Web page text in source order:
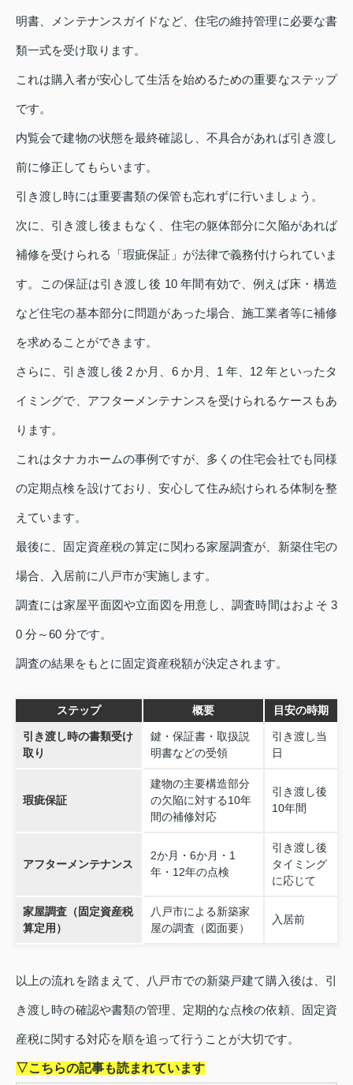
明書、メンテナンスガイドなど、住宅の維持管理に必要な書
類一式を受け取ります。
これは購入者が安心して生活を始めるための重要なステップ
です。
内覧会で建物の状態を最終確認し、不具合があれば引き渡し
前に修正してもらいます。
引き渡し時には重要書類の保管も忘れずに行いましょう。
次に、引き渡し後まもなく、住宅の躯体部分に欠陥があれば
補修を受けられる「瑕疵保証」が法律で義務付けられていま
す。この保証は引き渡し後 10 年間有効で、例えば床・構造
など住宅の基本部分に問題があった場合、施工業者等に補修
を求めることができます。
さらに、引き渡し後 2 か月、6 か月、1 年、12 年といったタ
イミングで、アフターメンテナンスを受けられるケースもあ
ります。
これはタナカホームの事例ですが、多くの住宅会社でも同様
の定期点検を設けており、安心して住み続けられる体制を整
えています。
最後に、固定資産税の算定に関わる家屋調査が、新築住宅の
場合、入居前に八戸市が実施します。
調査には家屋平面図や立面図を用意し、調査時間はおよそ 3
0 分～60 分です。
調査の結果をもとに固定資産税額が決定されます。
ステップ 概要 目安の時期
引き渡し時の書類受け
取り
鍵・保証書・取扱説
明書などの受領
引き渡し当
日
瑕疵保証
建物の主要構造部分
の欠陥に対する10年
間の補修対応
引き渡し後
10年間
アフターメンテナンス
2か月・6か月・1
年・12年の点検
引き渡し後
タイミング
に応じて
家屋調査（固定資産税
算定用）
八戸市による新築家
屋の調査（図面要）
入居前
以上の流れを踏まえて、八戸市での新築戸建て購入後は、引
き渡し時の確認や書類の管理、定期的な点検の依頼、固定資
産税に関する対応を順を追って行うことが大切です。
▽こちらの記事も読まれています